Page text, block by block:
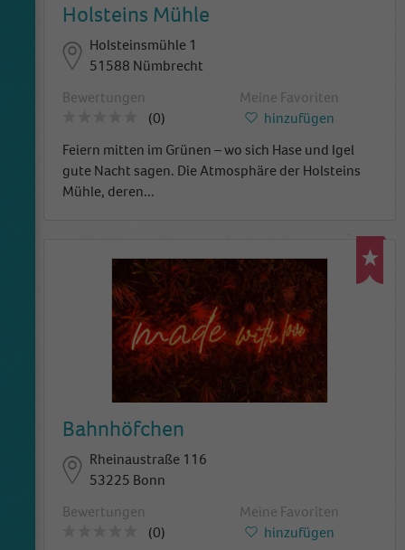
Holsteins Mühle
Holsteinsmühle 1
51588 Nümbrecht
Bewertungen
(0)
Meine Favoriten
hinzufügen
Feiern mitten im Grünen – wo sich Hase und Igel
gute Nacht sagen. Die Atmosphäre der Holsteins
Mühle, deren...
Bahnhöfchen
Rheinaustraße 116
53225 Bonn
Bewertungen
(0)
Meine Favoriten
hinzufügen